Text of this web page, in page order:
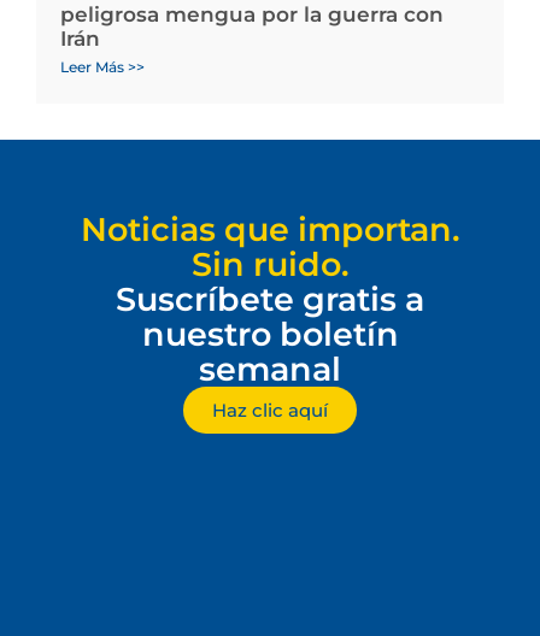
peligrosa mengua por la guerra con
Irán
Leer Más >>
Noticias que importan.
Sin ruido.
Suscríbete gratis a
nuestro boletín
semanal
Haz clic aquí